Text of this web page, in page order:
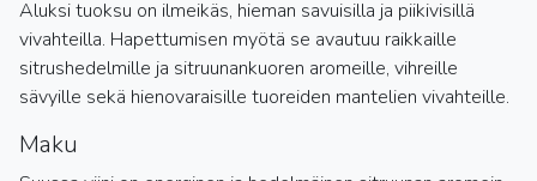
Aluksi tuoksu on ilmeikäs, hieman savuisilla ja piikivisillä
vivahteilla. Hapettumisen myötä se avautuu raikkaille
sitrushedelmille ja sitruunankuoren aromeille, vihreille
sävyille sekä hienovaraisille tuoreiden mantelien vivahteille.
Maku